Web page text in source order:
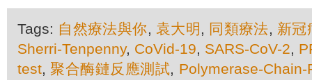
Tags: 自然療法與你, 袁大明 , 同類療法, 新冠
Sherri-Tenpenny, CoVid-19, SARS-CoV-2,
test, 聚合酶鏈反應測試, Polymerase-Chain-